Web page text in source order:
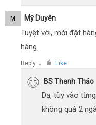
M Mỹ Duyên
Tuyệt vời, mới đặt
hàng.
Reply ● Like
BS Thanh Thảo
Dạ, tùy vào
không quá 2